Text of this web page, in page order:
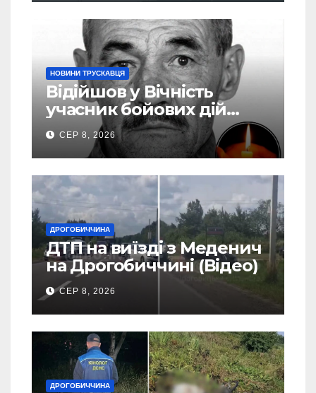
НОВИНИ ТРУСКАВЦЯ
Відійшов у Вічність
учасник бойових дій
Василь Іваникович зі
Станилі
СЕР 8, 2026
ДРОГОБИЧЧИНА
ДТП на виїзді з Меденич
на Дрогобиччині (Відео)
СЕР 8, 2026
ДРОГОБИЧЧИНА